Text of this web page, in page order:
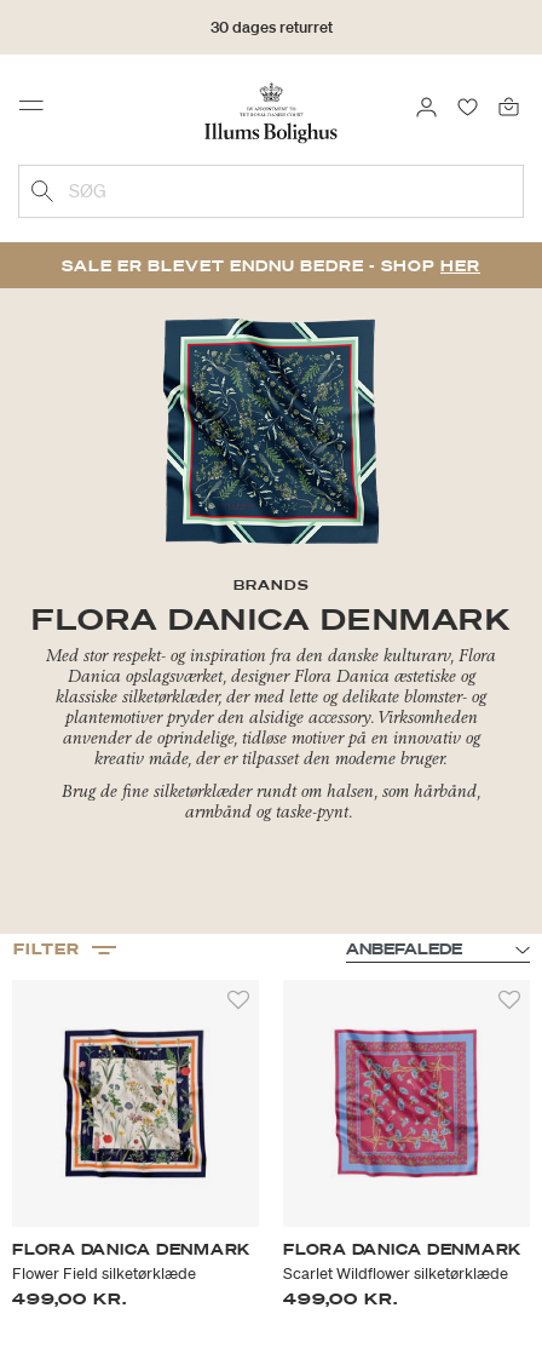
30 dages returret
Menu LOG IND
SØG
SALE ER BLEVET ENDNU BEDRE - SHOP HER
BRANDS
FLORA DANICA DENMARK
Med stor respekt- og inspiration fra den danske kulturarv, Flora
Danica opslagsværket, designer Flora Danica æstetiske og
klassiske silketørklæder, der med lette og delikate blomster- og
plantemotiver pryder den alsidige accessory. Virksomheden
anvender de oprindelige, tidløse motiver på en innovativ og
kreativ måde, der er tilpasset den moderne bruger.
Brug de fine silketørklæder rundt om halsen, som hårbånd,
armbånd og taske-pynt.
FILTER
FLORA DANICA DENMARK
Flower Field silketørklæde
499,00 KR.
FLORA DANICA DENMARK
Scarlet Wildflower silketørklæde
499,00 KR.